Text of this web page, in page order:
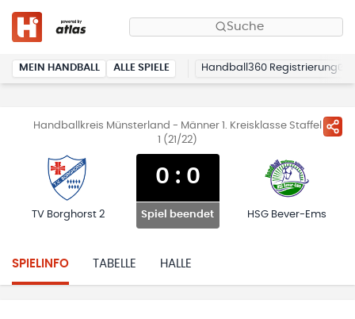
Suche
MEIN HANDBALL ALLE SPIELE Handball360 Registrierung
Handballkreis Münsterland - Männer 1. Kreisklasse Staffel
1 (21/22)
TV Borghorst 2
0 : 0
Spiel beendet HSG Bever-Ems
SPIELINFO TABELLE HALLE